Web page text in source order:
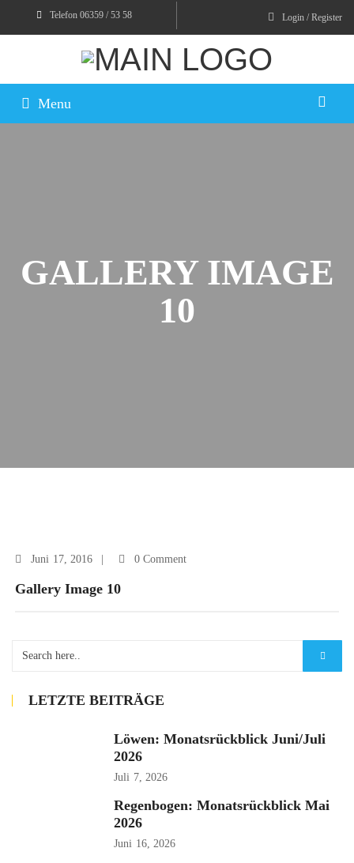
Telefon 06359 / 53 58 Login / Register
Menu
GALLERY IMAGE
10
Juni 17, 2016 0 Comment
Gallery Image 10
LETZTE BEITRÄGE
Löwen: Monatsrückblick Juni/Juli
2026
Juli 7, 2026
Regenbogen: Monatsrückblick Mai
2026
Juni 16, 2026